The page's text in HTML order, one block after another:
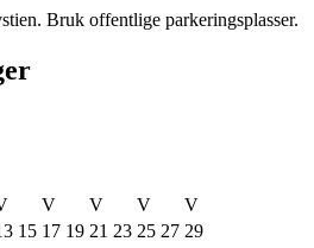
Bruk offentlige parkeringsplasser.
V V V
V
15 17 19 21 23 25 27 29